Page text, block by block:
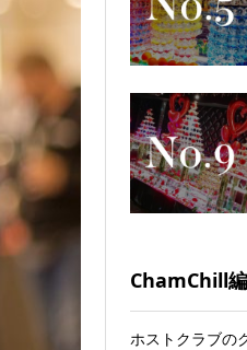
ChamChill
ホストクラブの